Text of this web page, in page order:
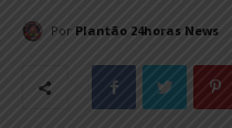
Por Plantão 24horas News